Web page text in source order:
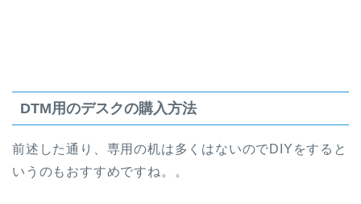
DTM用のデスクの購入方法
前述した通り、専用の机は多くはないのでDIYをすると
いうのもおすすめですね。。